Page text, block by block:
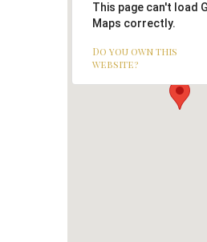
This page can't load
Maps correctly.
Do you own this
website?